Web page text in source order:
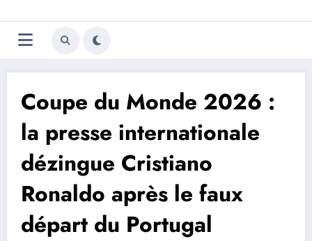
au
contenu
Trivela
L'actualité du football
Coupe du Monde 2026 :
la presse internationale
dézingue Cristiano
Ronaldo après le faux
départ du Portugal